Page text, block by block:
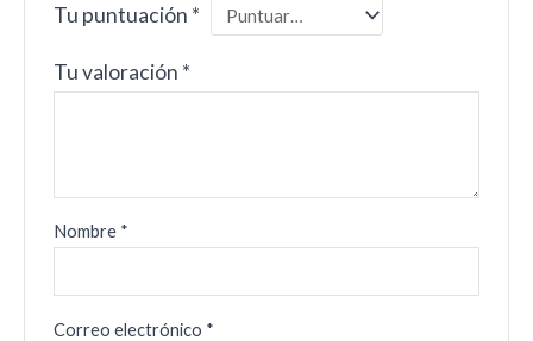
Tu puntuación *
Tu valoración *
Nombre *
Correo electrónico *